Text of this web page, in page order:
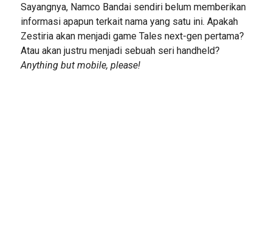
Sayangnya, Namco Bandai sendiri belum memberikan
informasi apapun terkait nama yang satu ini. Apakah
Zestiria akan menjadi game Tales next-gen pertama?
Atau akan justru menjadi sebuah seri handheld?
Anything but mobile, please!